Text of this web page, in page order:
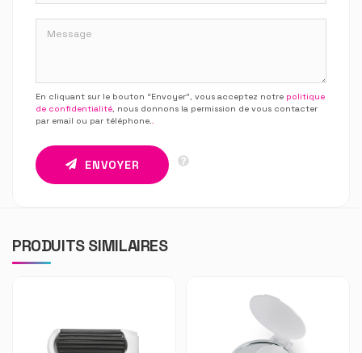
En cliquant sur le bouton “Envoyer”, vous acceptez notre politique
de confidentialité, nous donnons la permission de vous contacter
par email ou par téléphone..
ENVOYER
PRODUITS SIMILAIRES